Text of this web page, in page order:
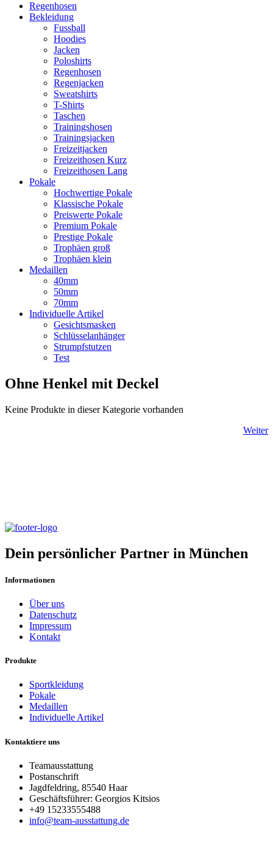
Regenhosen
Bekleidung
Fussball
Hoodies
Jacken
Poloshirts
Regenhosen
Regenjacken
Sweatshirts
T-Shirts
Taschen
Trainingshosen
Trainingsjacken
Freizeitjacken
Freizeithosen Kurz
Freizeithosen Lang
Pokale
Hochwertige Pokale
Klassische Pokale
Preiswerte Pokale
Premium Pokale
Prestige Pokale
Trophäen groß
Trophäen klein
Medaillen
40mm
50mm
70mm
Individuelle Artikel
Gesichtsmasken
Schlüsselanhänger
Strumpfstutzen
Test
Ohne Henkel mit Deckel
Keine Produkte in dieser Kategorie vorhanden
Weiter
Dein persönlicher Partner in München
Informationen
Über uns
Datenschutz
Impressum
Kontakt
Produkte
Sportkleidung
Pokale
Medaillen
Individuelle Artikel
Kontaktiere uns
Teamausstattung
Postanschrift
Jagdfeldring, 85540 Haar
Geschäftsführer: Georgios Kitsios
+49 15233555488
info@team-ausstattung.de